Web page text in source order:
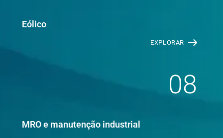
Eólico
EXPLORAR
08
MRO e manutenção industrial